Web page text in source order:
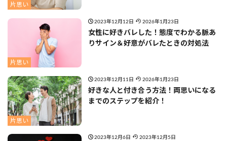
片思い
片思い
2023年12月12日 2026年1月23日
女性に好きバレした！態度でわかる脈あ
りサイン＆好意がバレたときの対処法
片思い
2023年12月11日 2026年1月23日
好きな人と付き合う方法！両思いになる
までのステップを紹介！
2023年12月6日 2023年12月5日